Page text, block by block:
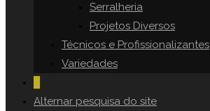
Serralheria
Projetos Diversos
Técnicos e Profissionalizantes
Variedades
0
Alternar pesquisa do site